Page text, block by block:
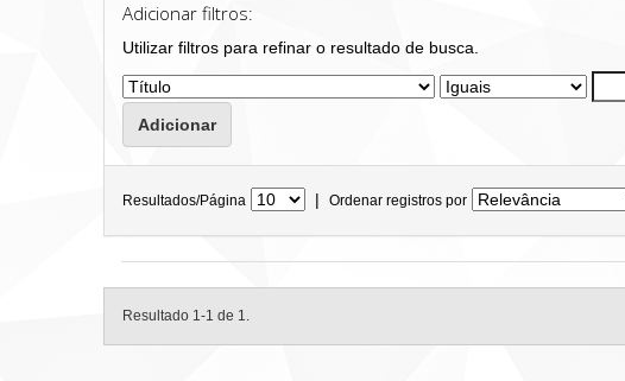
Adicionar filtros:
Utilizar filtros para refinar o resultado de busca.
Resultados/Página | Ordenar registros por
Resultado 1-1 de 1.